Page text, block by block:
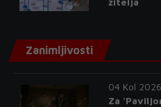
Zanimljivosti
04 Kol 2026
Za